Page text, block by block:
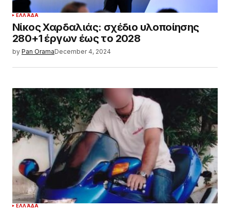
ΕΛΛΆΔΑ
Νίκος Χαρδαλιάς: σχέδιο υλοποίησης
280+1 έργων έως το 2028
by Pan OramaDecember 4, 2024
ΕΛΛΆΔΑ